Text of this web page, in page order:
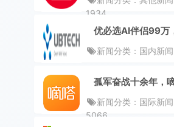
1934
新闻分类：国内新闻
孤军奋战十余年，
新闻分类：国际新闻
5066